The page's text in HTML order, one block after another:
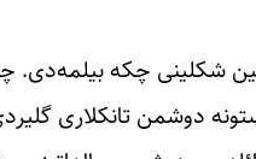
شکلینی چکه بیلمه‌دی.
دوشمن تانکلاری